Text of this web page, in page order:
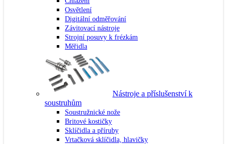
Osvětlení
Digitální odměřování
Závitovací nástroje
Strojní posuvy k frézkám
Měřidla
Nástroje a příslušenství k
soustruhům
Soustružnické nože
Britové kostičky
Sklíčidla a příruby
Vrtačková sklíčidla, hlavičky